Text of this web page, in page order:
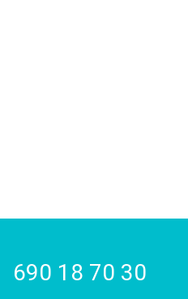
690 18 70 30